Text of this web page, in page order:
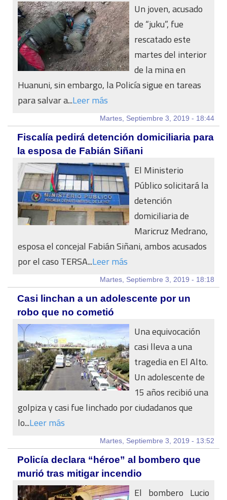
Un joven, acusado
de “juku”, fue
rescatado este
martes del interior
de la mina en
Huanuni, sin embargo, la Policía sigue en tareas
para salvar a...Leer más
Martes, Septiembre 3, 2019 - 18:44
Fiscalía pedirá detención domiciliaria para
la esposa de Fabián Siñani
El Ministerio
Público solicitará la
detención
domiciliaria de
Maricruz Medrano,
esposa el concejal Fabián Siñani, ambos acusados
por el caso TERSA...Leer más
Martes, Septiembre 3, 2019 - 18:18
Casi linchan a un adolescente por un
robo que no cometió
Una equivocación
casi lleva a una
tragedia en El Alto.
Un adolescente de
15 años recibió una
golpiza y casi fue linchado por ciudadanos que
lo...Leer más
Martes, Septiembre 3, 2019 - 13:52
Policía declara “héroe” al bombero que
murió tras mitigar incendio
El bombero Lucio